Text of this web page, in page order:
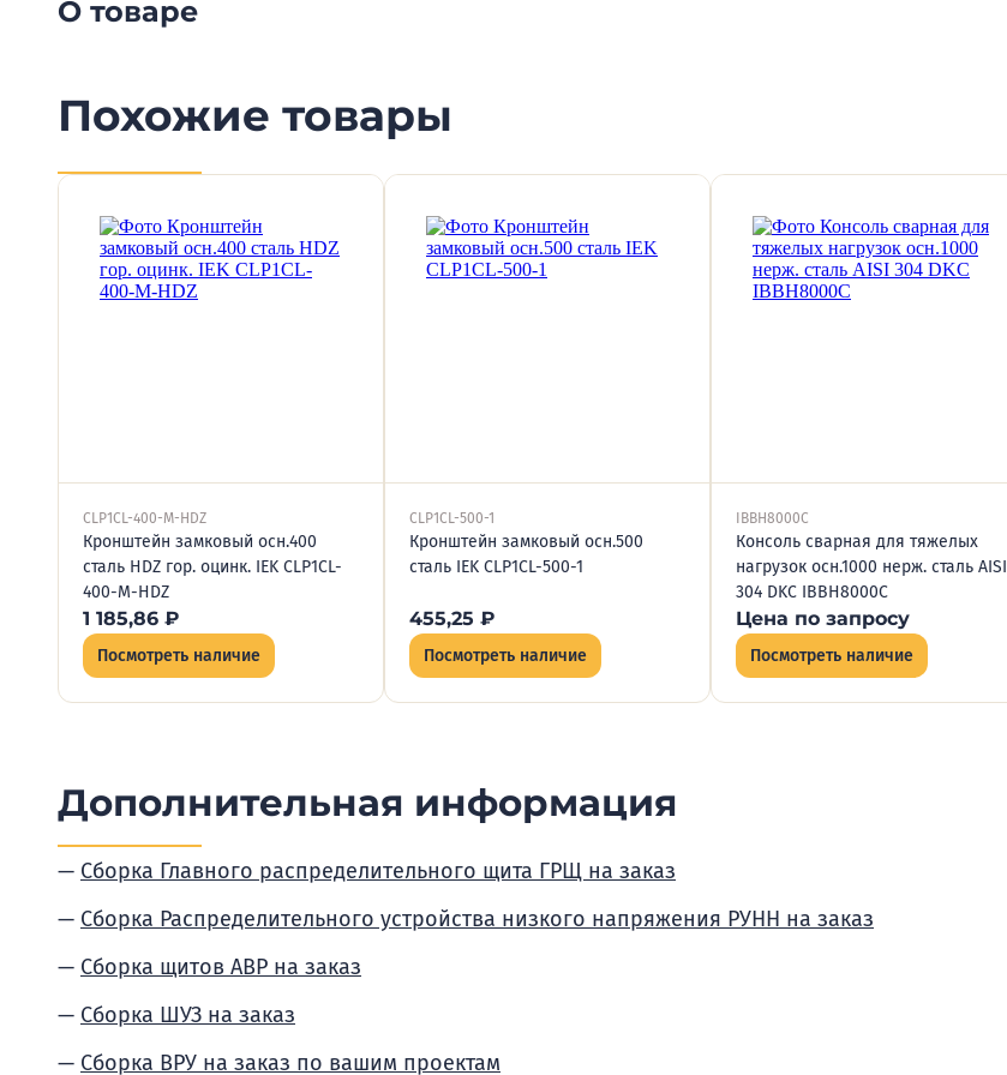
О товаре
Похожие товары
CLP1CL-400-M-HDZ
Кронштейн замковый осн.400
сталь HDZ гор. оцинк. IEK CLP1CL-
400-M-HDZ
1 185,86 ₽
Посмотреть наличие
CLP1CL-500-1
Кронштейн замковый осн.500
сталь IEK CLP1CL-500-1
455,25 ₽
Посмотреть наличие
IBBH8000C
Консоль сварная для тяжелых
нагрузок осн.1000 нерж. сталь AISI
304 DKC IBBH8000C
Цена по запросу
Посмотреть наличие
Дополнительная информация
Сборка Главного распределительного щита ГРЩ на заказ
Сборка Распределительного устройства низкого напряжения РУНН на заказ
Сборка щитов АВР на заказ
Сборка ШУЗ на заказ
Сборка ВРУ на заказ по вашим проектам